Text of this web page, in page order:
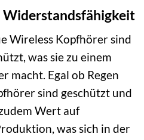
Wireless Kopfhörer sind
was sie zu einem
macht. Egal ob Regen
sind geschützt und
Wert auf
was sich in der